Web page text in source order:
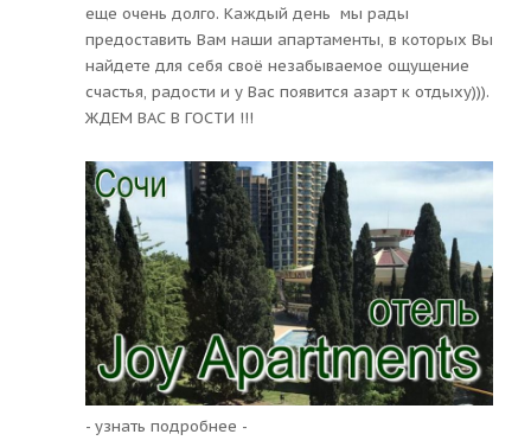
еще очень долго. Каждый день мы рады
предоставить Вам наши апартаменты, в которых Вы
найдете для себя своё незабываемое ощущение
счастья, радости и у Вас появится азарт к отдыху))).
ЖДЕМ ВАС В ГОСТИ !!!
- узнать подробнее -